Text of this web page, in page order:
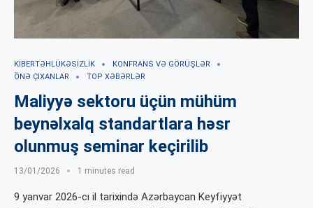
KIBERTƏHLÜKƏSIZLIK
KONFRANS VƏ GÖRÜŞLƏR
ÖNƏ ÇIXANLAR
TOP XƏBƏRLƏR
Maliyyə sektoru üçün mühüm
beynəlxalq standartlara həsr
olunmuş seminar keçirilib
13/01/2026 1 minutes read
9 yanvar 2026-cı il tarixində Azərbaycan Keyfiyyət